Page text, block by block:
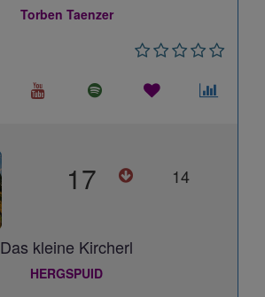
Torben Taenzer
17 14
Das kleine Kircherl
HERGSPUID